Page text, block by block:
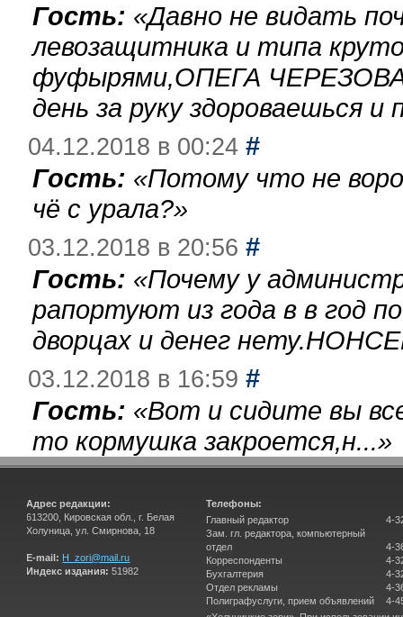
Гость: «Давно не видать
левозащитника и типа
фуфырями,ОПЕГА
день за руку здороваешься
04.12.2018 в 00:24 #
Гость: «Потому что не
чё с урала?»
03.12.2018 в 20:56 #
Гость: «Почему у
рапортуют из года в в год
дворцах и денег
03.12.2018 в 16:59 #
Гость: «Вот и сидите вы
то кормушка закроется,н...»
Адрес редакции:
613200, Кировская обл., г. Белая
Холуница, ул. Смирнова, 18
E-mail: H_zori@mail.ru
Индекс издания: 51982
Телефоны:
Главный редактор
Зам. гл. редактора, компьютерный
отдел
Корреспонденты
Бухгалтерия
Отдел рекламы
Полиграфуслуги, прием объявлений
4-
4-
4-
4-
4-
4-